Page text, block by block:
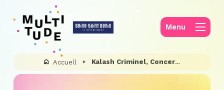
Menu
Accueil Kalash Criminel, Concert 100% RAP 93, Point Fort d’Aubervilliers
Panneau de gestion des cookies